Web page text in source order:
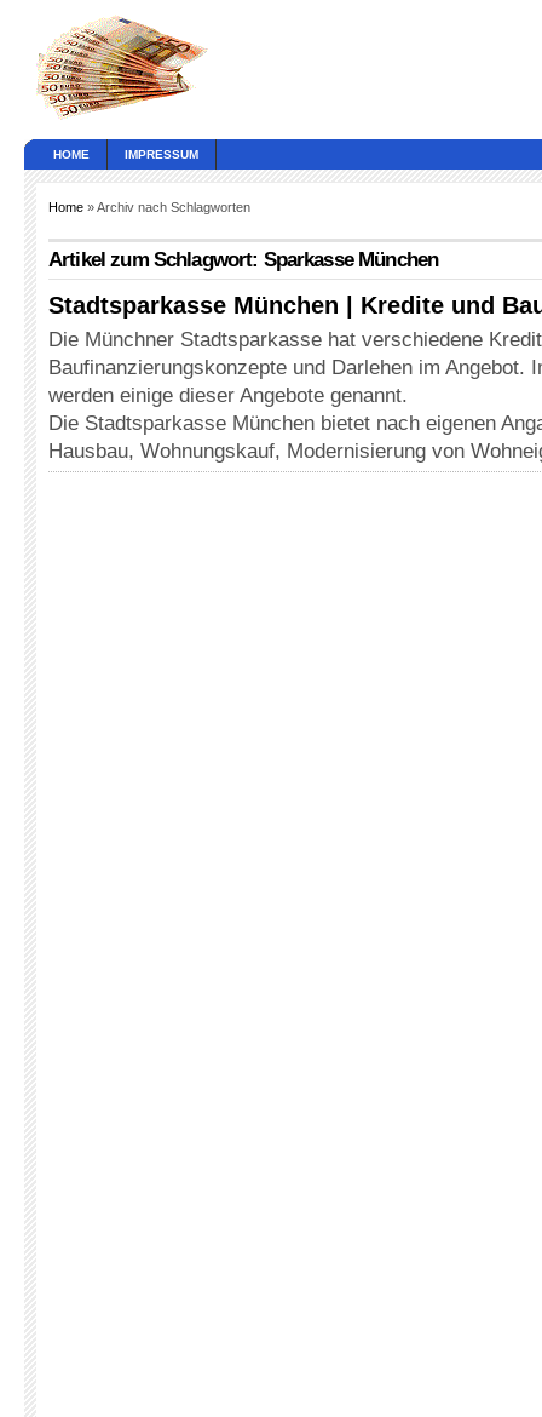
HOME IMPRESSUM
Home » Archiv nach Schlagworten
Artikel zum Schlagwort: Sparkasse München
Stadtsparkasse München | Kredite und
Die Münchner Stadtsparkasse hat verschiedene
Baufinanzierungskonzepte und Darlehen im Angebot.
werden einige dieser Angebote genannt.
Die Stadtsparkasse München bietet nach eigenen
Hausbau, Wohnungskauf, Modernisierung von